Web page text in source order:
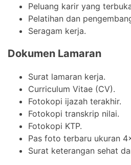
Peluang karir yang
Pelatihan dan
Seragam kerja.
Dokumen Lamaran
Surat lamaran kerja.
Curriculum Vitae (CV).
Fotokopi ijazah terakhir.
Fotokopi transkrip nilai.
Fotokopi KTP.
Pas foto terbaru ukuran
Surat keterangan sehat